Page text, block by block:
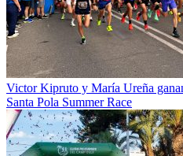
Victor Kipruto y María Ureña
Santa Pola Summer Race